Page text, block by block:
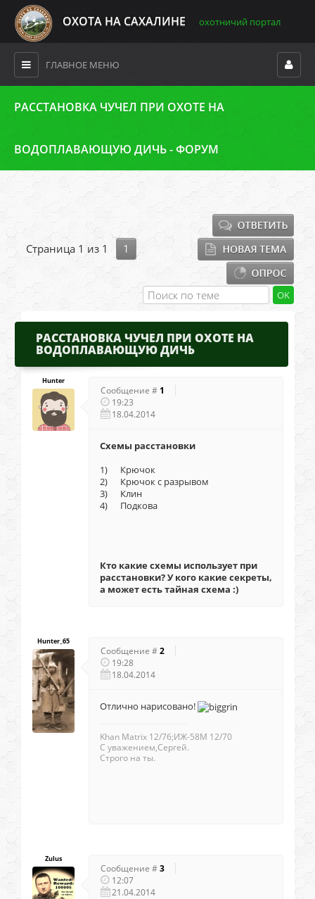
ОХОТА НА САХАЛИНЕ охотничий портал
ГЛАВНОЕ МЕНЮ
РАССТАНОВКА ЧУЧЕЛ ПРИ ОХОТЕ НА
ВОДОПЛАВАЮЩУЮ ДИЧЬ - ФОРУМ
Страница 1 из 1 1
РАССТАНОВКА ЧУЧЕЛ ПРИ ОХОТЕ НА
ВОДОПЛАВАЮЩУЮ ДИЧЬ
Hunter
Сообщение # 1
19:23
18.04.2014
Схемы расстановки
1) Крючок
2) Крючок с разрывом
3) Клин
4) Подкова
Кто какие схемы использует при
расстановки? У кого какие секреты,
а может есть тайная схема :)
Hunter_65
Сообщение #2
19:28
18.04.2014
Отлично нарисовано!
Khan Matrix 12/76;ИЖ-58М 12/70
С уважением,Сергей.
Строго на ты.
Zulus
Сообщение #3
12:07
21.04.2014